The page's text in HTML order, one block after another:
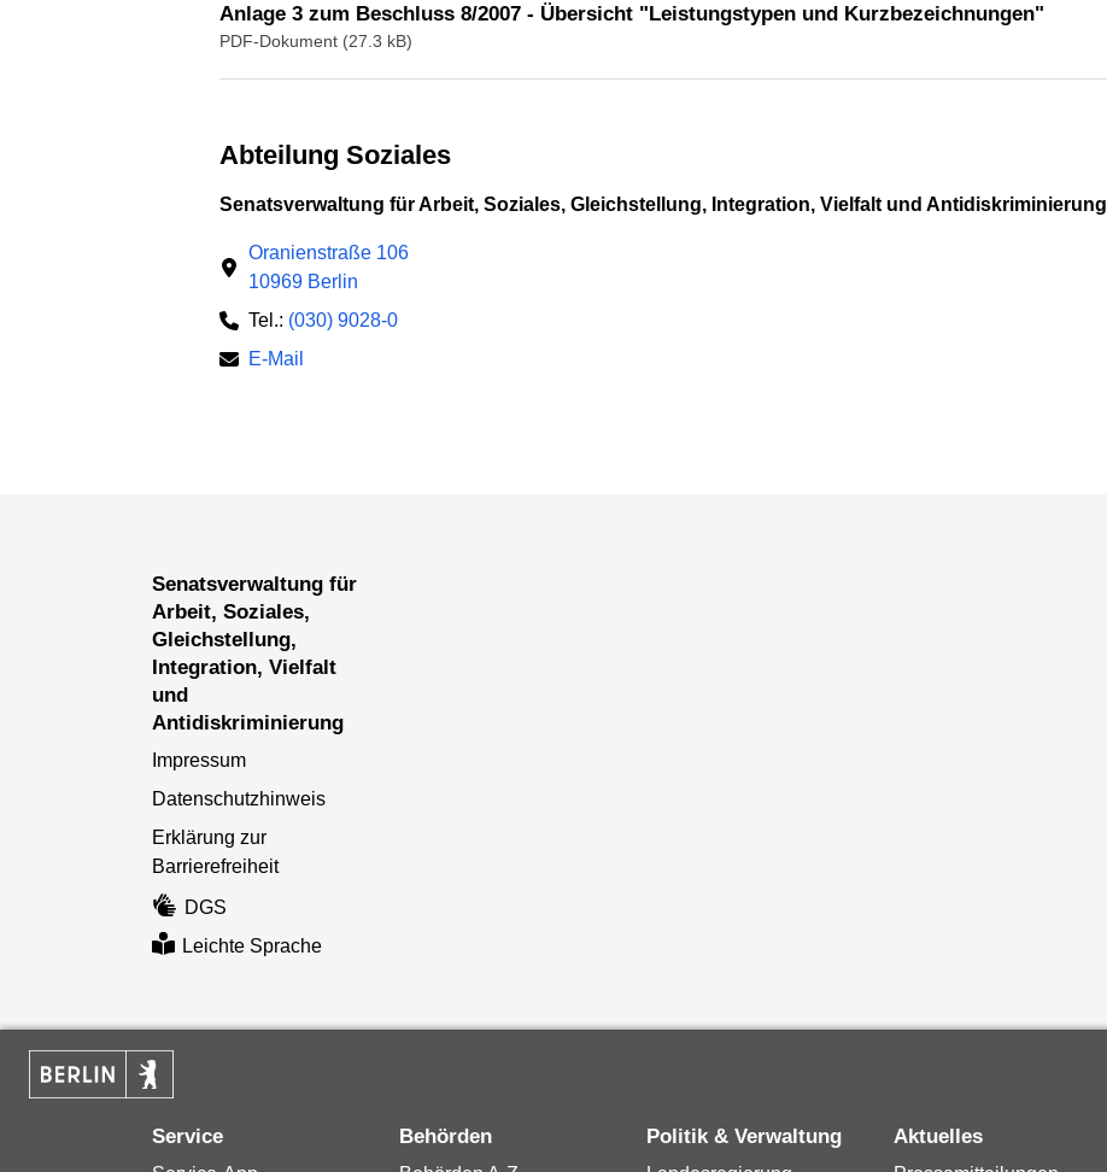
Anlage 3 zum Beschluss 8/2007 - Übersicht "Leistungstypen und Kurzbezeichnungen"
PDF-Dokument (27.3 kB)
Abteilung Soziales
Senatsverwaltung für Arbeit, Soziales, Gleichstellung, Integration, Vielfalt und Antidiskriminierung
Oranienstraße 106
10969 Berlin
Tel.: (030) 9028-0
E-Mail
Senatsverwaltung für
Arbeit, Soziales,
Gleichstellung,
Integration, Vielfalt
und
Antidiskriminierung
Impressum
Datenschutzhinweis
Erklärung zur
Barrierefreiheit
DGS
Leichte Sprache
Service Behörden Politik & Verwaltung Aktuelles